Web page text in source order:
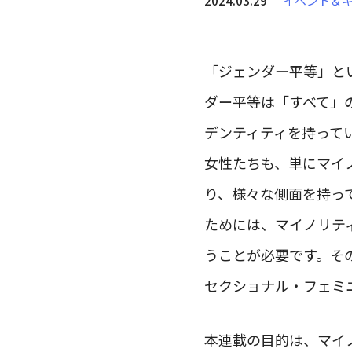
「ジェンダー平等」
ダー平等は「すべて」
デンティティを持って
女性たちも、単にマ
り、様々な側面を持
ためには、マイノリ
うことが必要です。
セクショナル・フェミ
本連載の目的は、マイ